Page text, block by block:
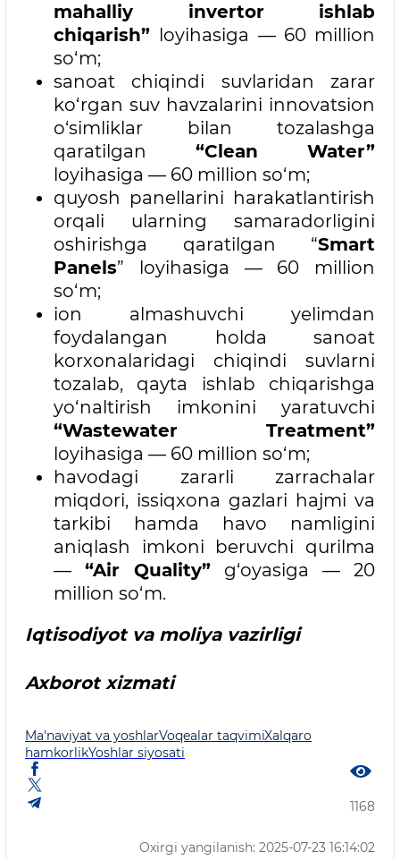
mahalliy invertor ishlab
chiqarish” loyihasiga — 60 million
so‘m;
sanoat chiqindi suvlaridan zarar
ko‘rgan suv havzalarini innovatsion
o‘simliklar bilan tozalashga
qaratilgan “Clean Water”
loyihasiga — 60 million so‘m;
quyosh panellarini harakatlantirish
orqali ularning samaradorligini
oshirishga qaratilgan “Smart
Panels” loyihasiga — 60 million
so‘m;
ion almashuvchi yelimdan
foydalangan holda sanoat
korxonalaridagi chiqindi suvlarni
tozalab, qayta ishlab chiqarishga
yo‘naltirish imkonini yaratuvchi
“Wastewater Treatment”
loyihasiga — 60 million so‘m;
havodagi zararli zarrachalar
miqdori, issiqxona gazlari hajmi va
tarkibi hamda havo namligini
aniqlash imkoni beruvchi qurilma
— “Air Quality” g‘oyasiga — 20
million so‘m.
Iqtisodiyot va moliya vazirligi
Axborot xizmati
Ma'naviyat va yoshlarVoqealar taqvimiXalqaro
hamkorlikYoshlar siyosati
1168
Oxirgi yangilanish: 2025-07-23 16:14:02